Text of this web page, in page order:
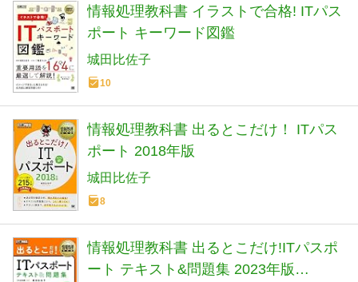
情報処理教科書 イラストで合格! ITパス
ポート キーワード図鑑
城田比佐子
10
情報処理教科書 出るとこだけ！ ITパス
ポート 2018年版
城田比佐子
8
情報処理教科書 出るとこだけ!ITパスポ
ート テキスト&問題集 2023年版